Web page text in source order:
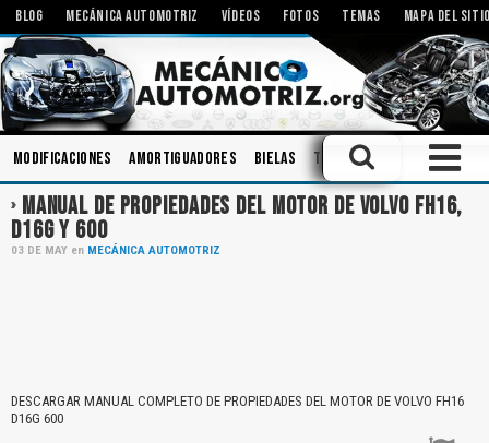
BLOG MECÁNICA AUTOMOTRIZ VÍDEOS FOTOS TEMAS MAPA DEL
Modificaciones Amortiguadores Bielas Tecnologías
MANUAL DE PROPIEDADES DEL MOTOR DE VOLVO FH16,
D16G Y 600
03 DE MAY en MECÁNICA AUTOMOTRIZ
DESCARGAR MANUAL COMPLETO DE PROPIEDADES DEL MOTOR DE VOLVO FH16
D16G 600